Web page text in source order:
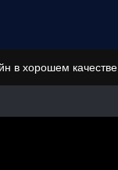
в хорошем качестве